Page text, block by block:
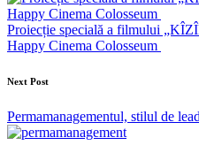
Proiecție specială a filmului
Happy Cinema Colosseum
Next Post
Permamanagementul, stilul de